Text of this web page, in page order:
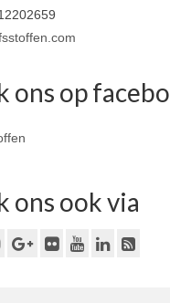
ons op
ons ook via